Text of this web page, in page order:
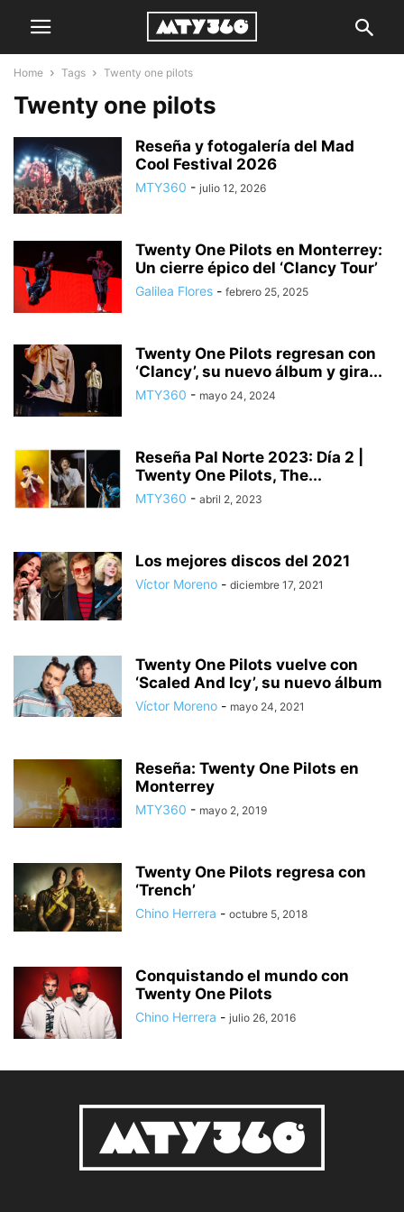
Home Tags Twenty one pilots
Twenty one pilots
Reseña y fotogalería del Mad
Cool Festival 2026
MTY360 - julio 12, 2026
Twenty One Pilots en Monterrey:
Un cierre épico del ‘Clancy Tour’
Galilea Flores - febrero 25, 2025
Twenty One Pilots regresan con
‘Clancy’, su nuevo álbum y gira...
MTY360 - mayo 24, 2024
Reseña Pal Norte 2023: Día 2 |
Twenty One Pilots, The...
MTY360 - abril 2, 2023
Los mejores discos del 2021
Víctor Moreno - diciembre 17, 2021
Twenty One Pilots vuelve con
‘Scaled And Icy’, su nuevo álbum
Víctor Moreno - mayo 24, 2021
Reseña: Twenty One Pilots en
Monterrey
MTY360 - mayo 2, 2019
Twenty One Pilots regresa con
‘Trench’
Chino Herrera - octubre 5, 2018
Conquistando el mundo con
Twenty One Pilots
Chino Herrera - julio 26, 2016